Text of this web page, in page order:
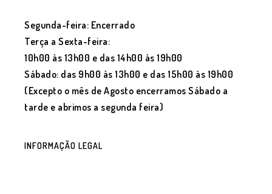
Segunda-feira: Encerrado
Terça a Sexta-feira:
10h00 às 13h00 e das 14h00 às 19h00
Sábado: das 9h00 às 13h00 e das 15h00 às 19h00
(Excepto o mês de Agosto encerramos Sábado a
tarde e abrimos a segunda feira)
INFORMAÇÃO LEGAL